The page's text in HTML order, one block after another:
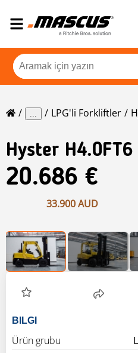
... LPG'li Forkliftler
Hyster H4.0FT6
20.686 €
33.900 AUD
BILGI
Ürün grubu